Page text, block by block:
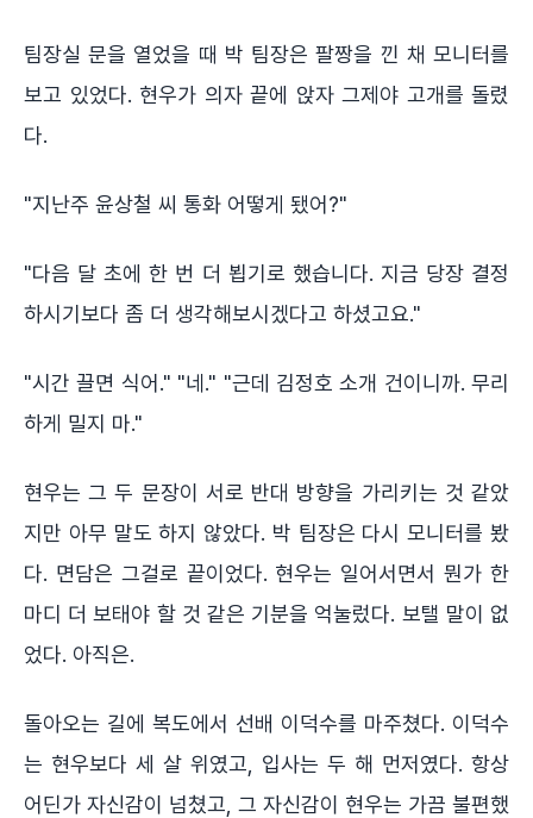
팀장실 문을 열었을 때 박 팀장은 팔짱을 낀 채 모니터를
보고 있었다. 현우가 의자 끝에 앉자 그제야 고개를 돌렸
다.
"지난주 윤상철 씨 통화 어떻게 됐어?"
"다음 달 초에 한 번 더 뵙기로 했습니다. 지금 당장 결정
하시기보다 좀 더 생각해보시겠다고 하셨고요."
"시간 끌면 식어." "네." "근데 김정호 소개 건이니까. 무리
하게 밀지 마."
현우는 그 두 문장이 서로 반대 방향을 가리키는 것 같았
지만 아무 말도 하지 않았다. 박 팀장은 다시 모니터를 봤
다. 면담은 그걸로 끝이었다. 현우는 일어서면서 뭔가 한
마디 더 보태야 할 것 같은 기분을 억눌렀다. 보탤 말이 없
었다. 아직은.
돌아오는 길에 복도에서 선배 이덕수를 마주쳤다. 이덕수
는 현우보다 세 살 위였고, 입사는 두 해 먼저였다. 항상
어딘가 자신감이 넘쳤고, 그 자신감이 현우는 가끔 불편했